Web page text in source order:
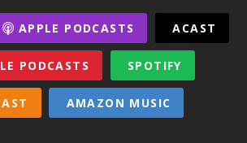
APPLE PODCASTS ACAST
PODCASTS SPOTIFY
AMAZON MUSIC